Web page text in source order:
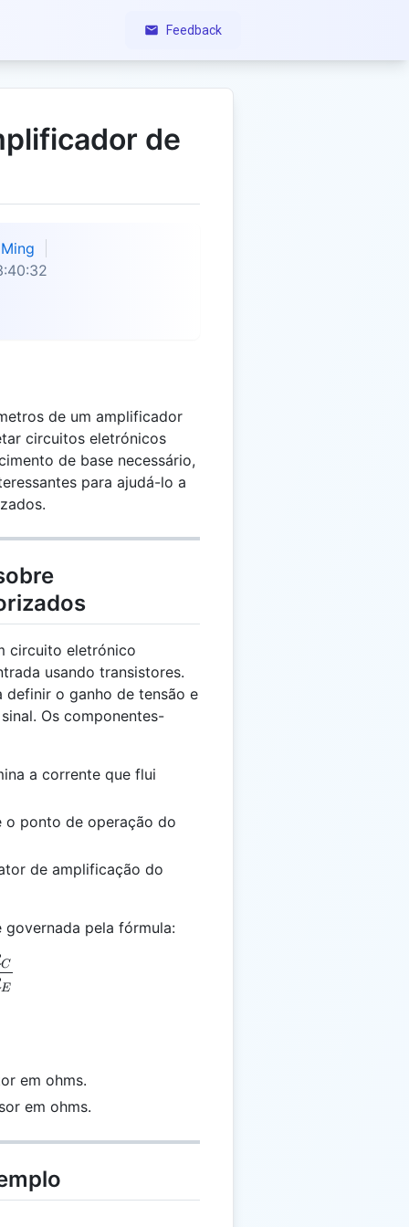
Feedback
de
Ming
de um amplificador
circuitos eletrónicos
de base necessário,
para ajudá-lo a
circuito eletrónico
usando transistores.
definir o ganho de tensão e
Os componentes-
a corrente que flui
o ponto de operação do
de amplificação do
governada pela fórmula:
= -\frac{R_C}{R_E}
E
C
em ohms.
em ohms.